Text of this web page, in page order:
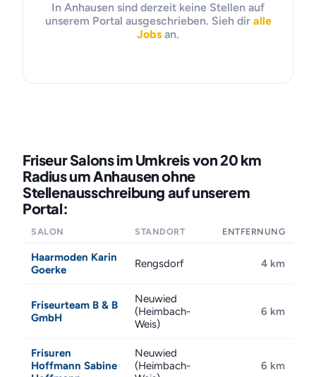
In Anhausen sind derzeit keine Stellen auf
unserem Portal ausgeschrieben. Sieh dir alle
Jobs an.
Friseur Salons im Umkreis von 20 km
Radius um Anhausen ohne
Stellenausschreibung auf unserem
Portal:
SALON STANDORT ENTFERNUNG
Haarmoden Karin
Goerke
Rengsdorf 4 km
Friseurteam B & B
GmbH
Neuwied
(Heimbach-
Weis)
6 km
Frisuren
Hoffmann Sabine
Neuwied
(Heimbach-
6 km